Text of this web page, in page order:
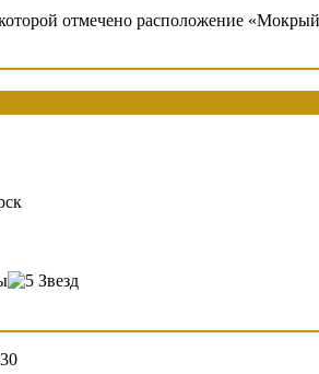
отмечено расположение